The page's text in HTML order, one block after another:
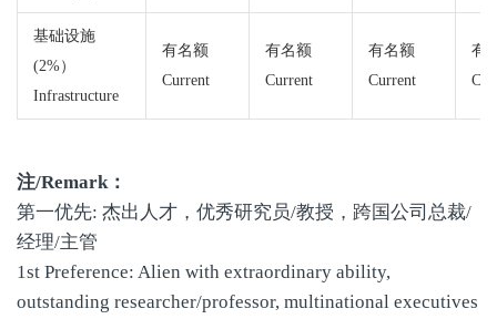
基础设施
(2%）
Infrastructure
有名额
Current
有名额
Current
有名额
Current
有
注/Remark：
第一优先: 杰出人才，优秀研究员/教授，跨国公司总裁/
经理/主管
1st Preference: Alien with extraordinary ability,
outstanding researcher/professor, multinational executives